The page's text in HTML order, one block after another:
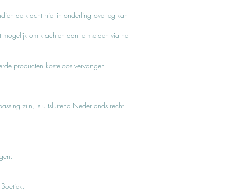
de klacht niet in onderling overleg kan
mogelijk om klachten aan te melden via het
producten kosteloos vervangen
zijn, is uitsluitend Nederlands recht